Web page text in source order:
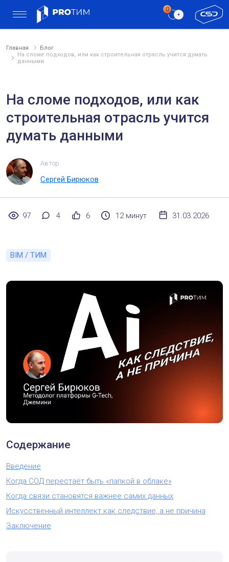
Главная
Блог
На сломе подходов, или как строительная отрасль учится думать
данными
На сломе подходов, или как
строительная отрасль учится
думать данными
Автор
Сергей Бирюков
97 4 6 12 минут 31.03.2026
BIM / ТИМ
Содержание
Введение
Когда СОД перестаёт быть «папкой в облаке»
Когда связи становятся важнее самих данных
Искусственный интеллект как следствие, а не причина
Заключение